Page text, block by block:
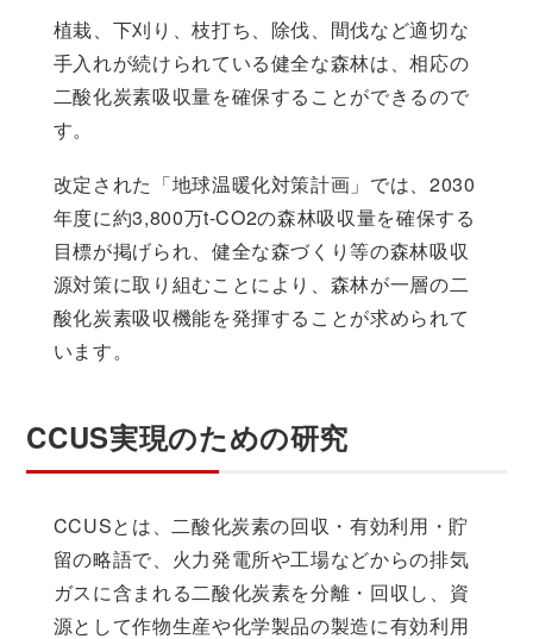
植栽、下刈り、枝打ち、除伐、間伐など適切な
手入れが続けられている健全な森林は、相応の
二酸化炭素吸収量を確保することができるので
す。
改定された「地球温暖化対策計画」では、2030
年度に約3,800万t-CO2の森林吸収量を確保する
目標が掲げられ、健全な森づくり等の森林吸収
源対策に取り組むことにより、森林が一層の二
酸化炭素吸収機能を発揮することが求められて
います。
CCUS実現のための研究
CCUSとは、二酸化炭素の回収・有効利用・貯
留の略語で、火力発電所や工場などからの排気
ガスに含まれる二酸化炭素を分離・回収し、資
源として作物生産や化学製品の製造に有効利用